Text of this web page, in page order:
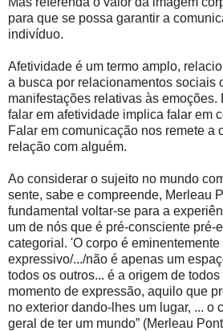
para que se possa garantir a
indivíduo.
Afetividade é um termo amplo,
a busca por relacionamentos sociais
manifestações relativas às emoções.
falar em afetividade implica falar em
Falar em comunicação nos remete a
relação com alguém.
Ao considerar o sujeito no mundo
sente, sabe e compreende, Merleau
fundamental voltar-se para a
um de nós que é pré-consciente pré-
categorial. 'O corpo é
expressivo/.../não é apenas um
todos os outros... é a origem de
momento de expressão, aquilo que
no exterior dando-lhes um lugar, ... o
geral de ter um mundo” (Merleau